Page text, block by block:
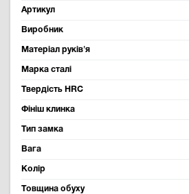
Артикул
Виробник
Матеріал руків'я
Марка сталі
Твердість HRC
Фініш клинка
Тип замка
Вага
Колір
Товщина обуху